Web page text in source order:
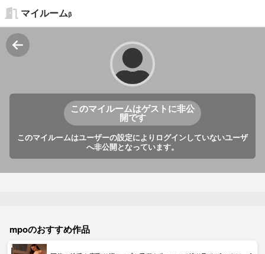
マイルームβ
このマイルームはゲストに非公
開です
このマイルームはユーザーの設定によりログインしていないユーザ
へ非公開となっています。
mpoのおすすめ作品